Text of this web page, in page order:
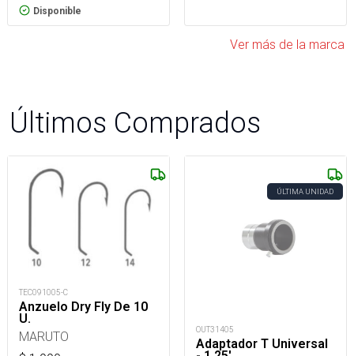
Disponible
Ver más de la marca
Últimos Comprados
TEC091005-C
Anzuelo Dry Fly De 10
U.
MARUTO
ÚLTIMA UNIDAD
OUT31405
Adaptador T Universal